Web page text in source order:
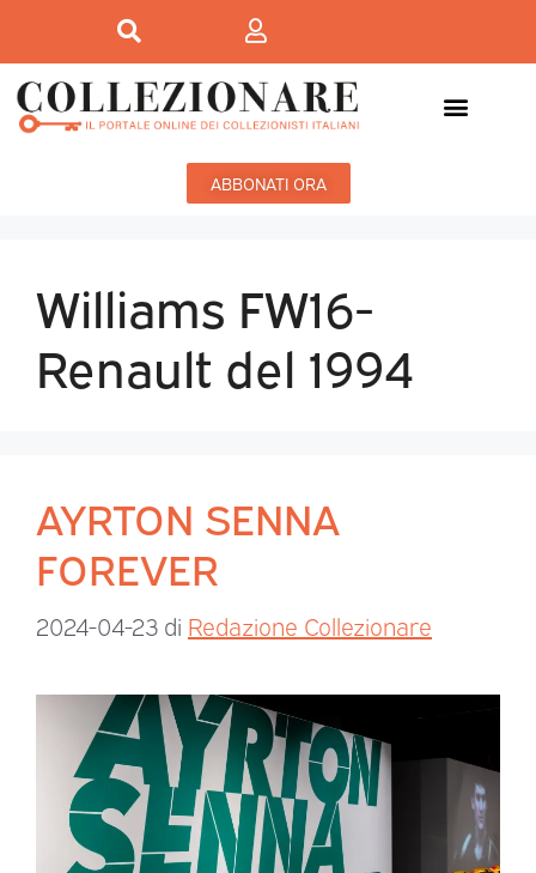
ABBONATI ORA
Williams FW16-
Renault del 1994
AYRTON SENNA
FOREVER
2024-04-23 di Redazione Collezionare